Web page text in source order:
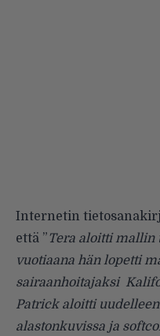
Internetin
että ”Tera aloitti mallin
vuotiaana hän lopetti
sairaanhoitajaksi
Patrick aloitti
alastonkuvissa ja